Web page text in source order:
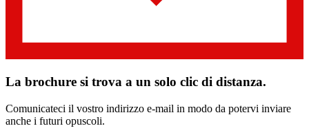
La brochure si trova a un solo clic di distanza.
Comunicateci il vostro indirizzo e-mail in modo da potervi inviare
anche i futuri opuscoli.